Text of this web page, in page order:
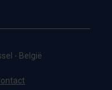
- België